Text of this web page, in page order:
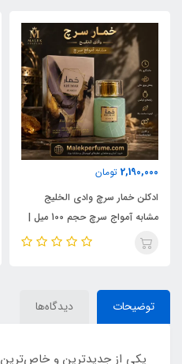
2,190,000 تومان
ادکلن خمار سرچ وادی الخلیج
مشابه آمواج سرچ حجم 100 میل |
KHUMAR Search Eau de
توضیحات دیدگاه‌ها
یکی از جدیدترین و خاص‌ترین